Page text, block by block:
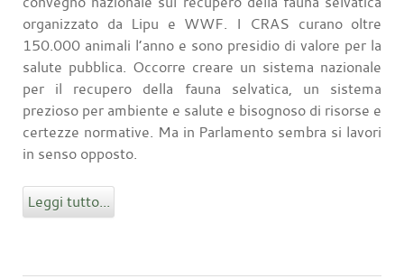
organizzato da Lipu e WWF. I CRAS curano oltre
150.000 animali l’anno e sono presidio di valore per la
salute pubblica. Occorre creare un sistema nazionale
per il recupero della fauna selvatica, un sistema
prezioso per ambiente e salute e bisognoso di risorse e
certezze normative. Ma in Parlamento sembra si lavori
in senso opposto.
Leggi tutto...